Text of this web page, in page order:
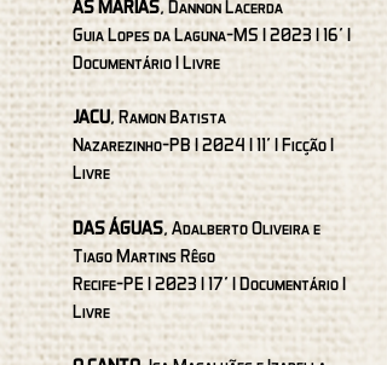
AS MARIAS, Dannon Lacerda
Guia Lopes da Laguna-MS I 2023 I 16’ I
Documentário I Livre
JACU, Ramon Batista
Nazarezinho-PB I 2024 I 11’ I Ficção I
Livre
DAS ÁGUAS, Adalberto Oliveira e
Tiago Martins Rêgo
Recife-PE I 2023 I 17’ I Documentário I
Livre